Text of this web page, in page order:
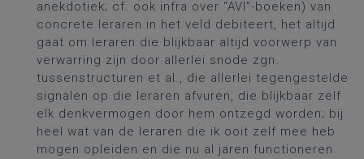
anekdotiek; cf. ook infra over “AVI”-boeken) van
concrete leraren in het veld debiteert, het altijd
gaat om leraren die blijkbaar altijd voorwerp van
verwarring zijn door allerlei snode zgn.
tussenstructuren et al., die allerlei tegengestelde
signalen op die leraren afvuren, die blijkbaar zelf
elk denkvermogen door hem ontzegd worden; bij
heel wat van de leraren die ik ooit zelf mee heb
mogen opleiden en die nu al jaren functioneren